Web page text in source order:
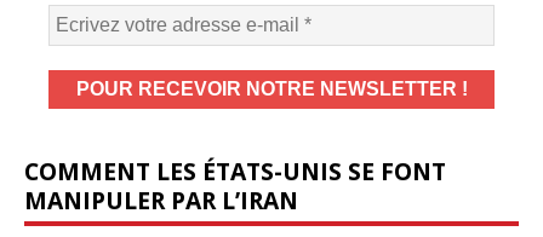
COMMENT LES ÉTATS-UNIS SE FONT
MANIPULER PAR L’IRAN